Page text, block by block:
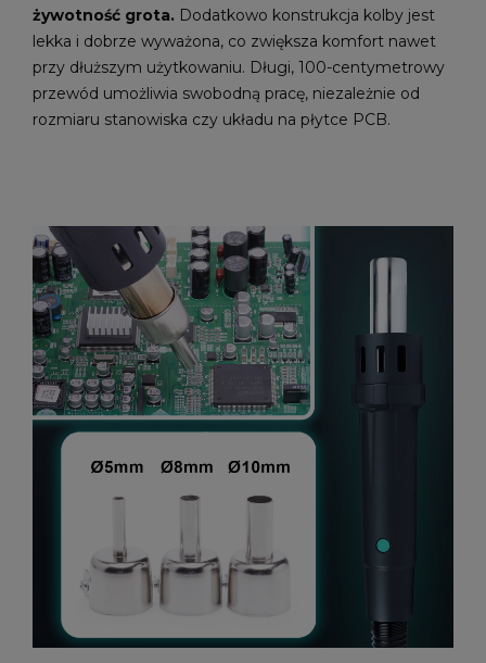
żywotność grota. Dodatkowo konstrukcja kolby jest
lekka i dobrze wyważona, co zwiększa komfort nawet
przy dłuższym użytkowaniu. Długi, 100-centymetrowy
przewód umożliwia swobodną pracę, niezależnie od
rozmiaru stanowiska czy układu na płytce PCB.